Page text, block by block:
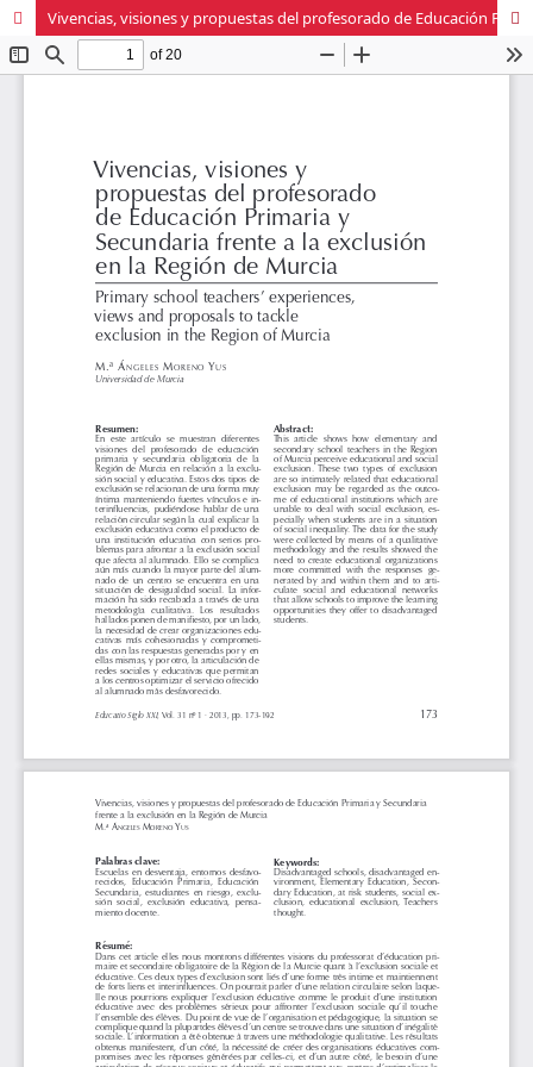
Vivencias, visiones y propuestas del profesorado de Educación Primaria y Secundaria frente a la exclusión en la Región de Murcia